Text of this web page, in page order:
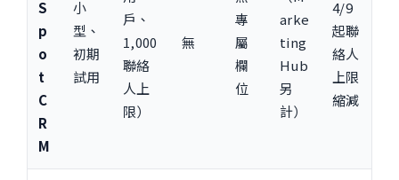
S
p
o
t
C
R
M
小
型、
初期
試用
戶、
1,000
聯絡
人上
限）
無
專
屬
欄
位
arke
ting
Hub
另
計）
4/9
起聯
絡人
上限
縮減